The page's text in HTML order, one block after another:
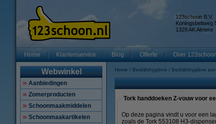
123schoon B.V.
Koningsbeltweg
1329 AK Almere
Home Klantenservice Blog Offerte Over
Webwinkel
Aanbiedingen
Zomerproducten
Schoonmaakmiddelen
Schoonmaakartikelen
Home Bedrijfshygiëne Bedrijfshygiëne per
Tork handdoeken Z-vouw voor
Op deze pagina vindt u voor een
zoals de Tork 553108 H3-